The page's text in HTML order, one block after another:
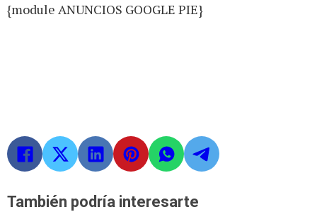
{module ANUNCIOS GOOGLE PIE}
También podría interesarte